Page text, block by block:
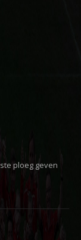
ploeg geven